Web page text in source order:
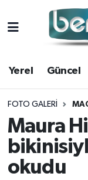
Yerel Güncel
FOTO GALERI
Maura
okudu
Yerel
Güncel
Politika
Spor
Ekonomi
Hava
Trafik
Süper Lig
Tüm
Son Dakika